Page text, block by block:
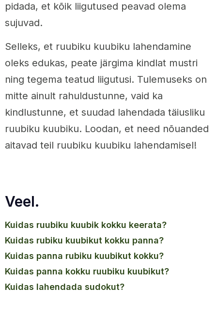
pidada, et kõik liigutused peavad olema
sujuvad.
Selleks, et ruubiku kuubiku lahendamine
oleks edukas, peate järgima kindlat mustri
ning tegema teatud liigutusi. Tulemuseks on
mitte ainult rahuldustunne, vaid ka
kindlustunne, et suudad lahendada täiusliku
ruubiku kuubiku. Loodan, et need nõuanded
aitavad teil ruubiku kuubiku lahendamisel!
Veel.
kuidas ruubiku kuubik kokku keerata?
kuidas rubiku kuubikut kokku panna?
kuidas panna rubiku kuubikut kokku?
kuidas panna kokku ruubiku kuubikut?
kuidas lahendada sudokut?